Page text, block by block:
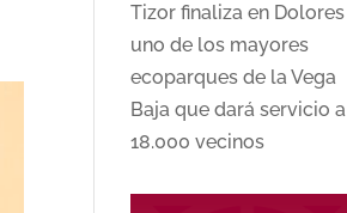
Tizor finaliza en Dolores
uno de los mayores
ecoparques de la Vega
Baja que dará servicio a
18.000 vecinos